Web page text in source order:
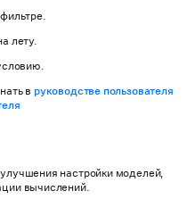
лету.
в руководстве пользователя
настройки моделей,
вычислений.